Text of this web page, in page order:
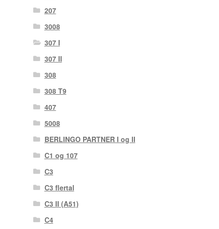
207
3008
307 I
307 II
308
308 T9
407
5008
BERLINGO PARTNER I og II
C1 og 107
C3
C3 flertal
C3 II (A51)
C4